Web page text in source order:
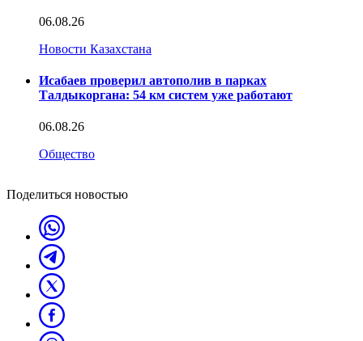
06.08.26
Новости Казахстана
Исабаев проверил автополив в парках
Талдыкоргана: 54 км систем уже работают
06.08.26
Общество
Поделиться новостью